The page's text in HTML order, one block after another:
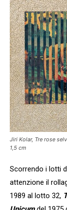
Jiri Kolar, Tre rose
1,5 cm
Scorrendo i lotti
attenzione il
1989 al lotto 32,